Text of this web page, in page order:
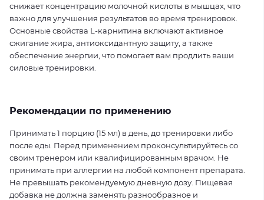
снижает концентрацию молочной кислоты в мышцах, что
важно для улучшения результатов во время тренировок.
Основные свойства L-карнитина включают активное
сжигание жира, антиоксидантную защиту, а также
обеспечение энергии, что помогает вам продлить ваши
силовые тренировки.
Рекомендации по применению
Принимать 1 порцию (15 мл) в день, до тренировки либо
после еды. Перед применением проконсультируйтесь со
своим тренером или квалифицированным врачом. Не
принимать при аллергии на любой компонент препарата.
Не превышать рекомендуемую дневную дозу. Пищевая
добавка не должна заменять разнообразное и